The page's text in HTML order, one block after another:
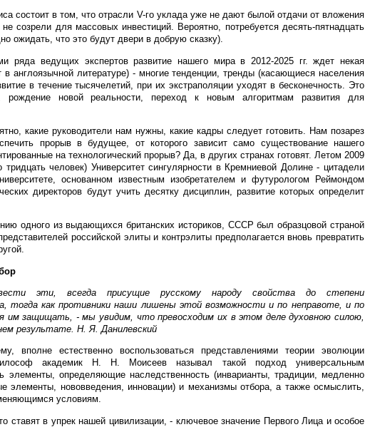
состоит в том, что отрасли V-го уклада уже не дают былой отдачи от вложения
созрели для массовых инвестиций. Вероятно, потребуется десять-пятнадцать
ожидать, что это будут двери в добрую сказку).
ряда ведущих экспертов развитие нашего мира в 2012-2025 гг. ждет некая
в англоязычной литературе) - многие тенденции, тренды (касающиеся населения
в течение тысячелетий, при их экстраполяции уходят в бесконечность. Это
рождение новой реальности, переход к новым алгоритмам развития для
какие руководители нам нужны, какие кадры следует готовить. Нам позарез
прорыв в будущее, от которого зависит само существование нашего
на технологический прорыв? Да, в других странах готовят. Летом 2009
человек) Университет сингулярности в Кремниевой Долине - цитадели
основанном известным изобретателем и футурологом Реймондом
директоров будут учить десятку дисциплин, развитие которых определит
одного из выдающихся британских историков, СССР был образцовой страной
российской элиты и контрэлиты предполагается вновь превратить
эти, всегда присущие русскому народу свойства до степени
тогда как противники наши лишены этой возможности и по неправоте, и по
им защищать, - мы увидим, что превосходим их в этом деле духовною силою,
результате. Н. Я. Данилевский
вполне естественно воспользоваться представлениями теории эволюции
академик Н. Н. Моисеев называл такой подход универсальным
определяющие наследственность (инварианты, традиции, медленно
элементы, нововведения, инновации) и механизмы отбора, а также осмыслить,
условиям.
ставят в упрек нашей цивилизации, - ключевое значение Первого Лица и особое